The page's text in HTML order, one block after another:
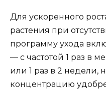
Для ускоренного
растения при
программу ухода
— с частотой 1 раз в
или 1 раз в 2 недели,
концентрацию